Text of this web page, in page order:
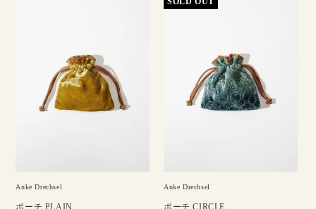
価
Anke Drechsel
ポーチ PLAIN
Anke Drechsel
ポーチ CIRCLE